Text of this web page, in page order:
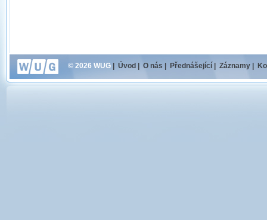
© 2026 WUG Úvod O nás Přednášející Záznamy